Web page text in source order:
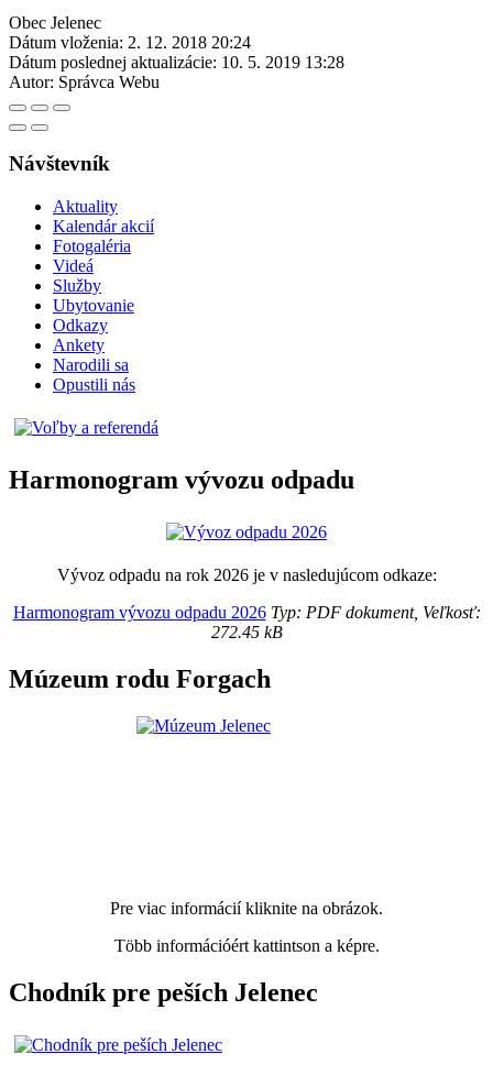
Obec Jelenec
Dátum vloženia: 2. 12. 2018 20:24
Dátum poslednej aktualizácie: 10. 5. 2019 13:28
Autor: Správca Webu
Návštevník
Aktuality
Kalendár akcií
Fotogaléria
Videá
Služby
Ubytovanie
Odkazy
Ankety
Narodili sa
Opustili nás
Harmonogram vývozu odpadu
Vývoz odpadu na rok 2026 je v nasledujúcom odkaze:
Harmonogram vývozu odpadu 2026Typ: PDF dokument, Veľkosť:
272.45 kB
Múzeum rodu Forgach
Pre viac informácií kliknite na obrázok.
Több információért kattintson a képre.
Chodník pre peších Jelenec